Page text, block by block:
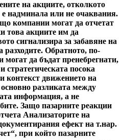
на акциите, отколкото
надминала или не очаквания.
компании могат да отчетат
това акциите им да
сигнализира за забавяне на
Обратното, по-
могат да бъдат пренебрегнати,
стратегическата посока
контекст движението на
разликата между
информация, а не
Защо пазарните реакции
Анализаторите на
ефект на т.нар.
при който пазарните